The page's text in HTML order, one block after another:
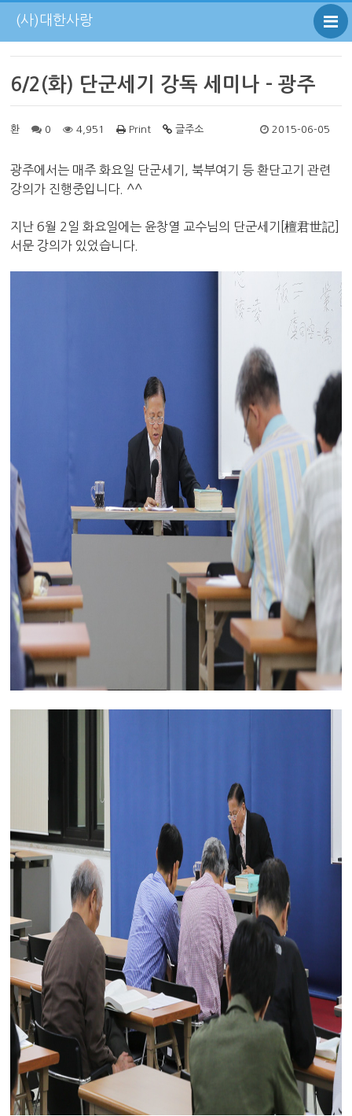
(사)대한사랑
6/2(화) 단군세기 강독 세미나 - 광주
환 0 4,951 Print 글주소 2015-06-05
광주에서는 매주 화요일 단군세기, 북부여기 등환단고기 관련
강의가 진행중입니다. ^^
지난 6월 2일 화요일에는 윤창열 교수님의 단군세기
[檀君世記]
서문 강의가 있었습니다.